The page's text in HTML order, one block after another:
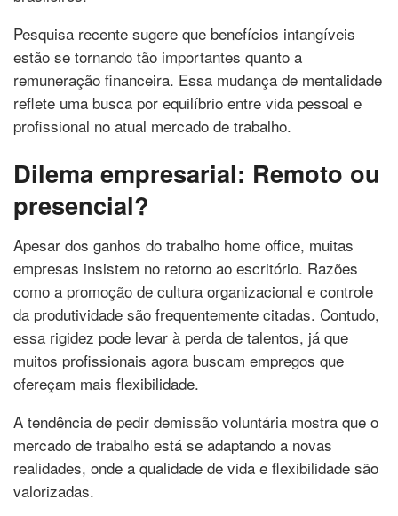
Pesquisa recente sugere que benefícios intangíveis
estão se tornando tão importantes quanto a
remuneração financeira. Essa mudança de mentalidade
reflete uma busca por equilíbrio entre vida pessoal e
profissional no atual mercado de trabalho.
Dilema empresarial: Remoto ou
presencial?
Apesar dos ganhos do trabalho home office, muitas
empresas insistem no retorno ao escritório. Razões
como a promoção de cultura organizacional e controle
da produtividade são frequentemente citadas. Contudo,
essa rigidez pode levar à perda de talentos, já que
muitos profissionais agora buscam empregos que
ofereçam mais flexibilidade.
A tendência de pedir demissão voluntária mostra que o
mercado de trabalho está se adaptando a novas
realidades, onde a qualidade de vida e flexibilidade são
valorizadas.